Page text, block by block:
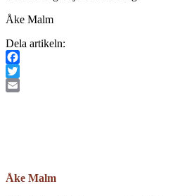
Åke Malm
Dela artikeln:
Facebook
Twitter
Åke Malm